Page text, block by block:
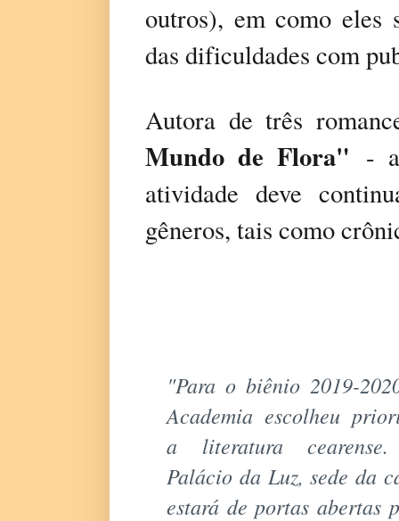
outros), em como eles
das dificuldades com
Autora de três
Mundo de Flora" -
atividade deve
gêneros, tais como
"Para o biênio 2019-
Academia escolheu
a literatura
Palácio da Luz, sede da
estará de portas abertas